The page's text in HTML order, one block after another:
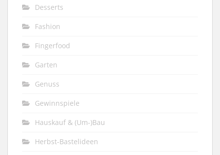
Desserts
Fashion
Fingerfood
Garten
Genuss
Gewinnspiele
Hauskauf & (Um-)Bau
Herbst-Bastelideen